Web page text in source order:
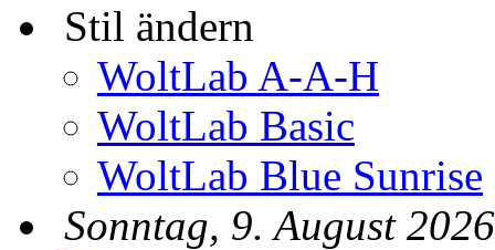
Stil ändern
WoltLab A-A-H
WoltLab Basic
WoltLab Blue Sunrise
Sonntag, 9. August